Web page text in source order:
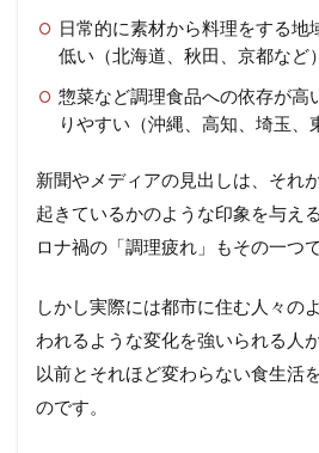
日常的に素材から料理をする地
低い（北海道、秋田、京都など）
惣菜など調理食品への依存が高
りやすい（沖縄、高知、埼玉、
新聞やメディアの見出しは、それ
起きているかのような印象を与え
ロナ禍の「調理疲れ」もその一つで
しかし実際には都市に住む人々の
われるような変化を強いられる人
以前とそれほど変わらない食生活
のです。